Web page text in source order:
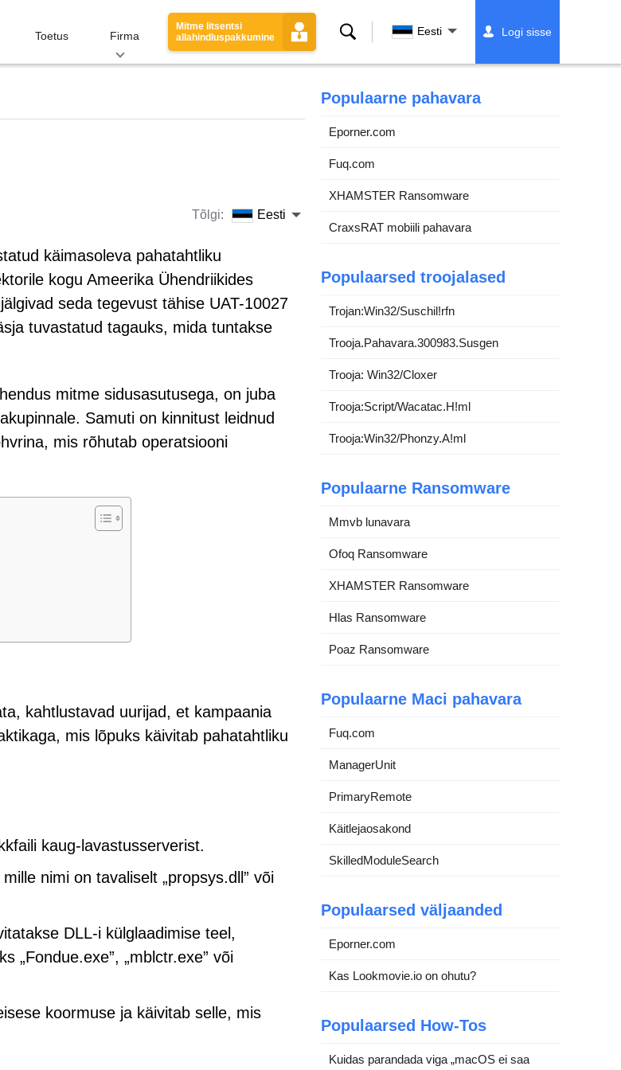
Toetus Firma
Mitme litsentsi
allahindluspakkumine
Otsing Eesti Logi sisse
Tõlgi: Eesti
käimasoleva pahatahtliku
kogu Ameerika Ühendriikides
seda tegevust tähise UAT-10027
tuvastatud tagauks, mida tuntakse
mitme sidusasutusega, on juba
Samuti on kinnitust leidnud
mis rõhutab operatsiooni
kahtlustavad uurijad, et kampaania
mis lõpuks käivitab pahatahtliku
kaug-lavastusserverist.
nimi on tavaliselt „propsys.dll” või
DLL-i külglaadimise teel,
„Fondue.exe”, „mblctr.exe” või
koormuse ja käivitab selle, mis
Populaarne pahavara
Eporner.com
Fuq.com
XHAMSTER Ransomware
CraxsRAT mobiili pahavara
Populaarsed troojalased
Trojan:Win32/Suschil!rfn
Trooja.Pahavara.300983.Susgen
Trooja: Win32/Cloxer
Trooja:Script/Wacatac.H!ml
Trooja:Win32/Phonzy.A!ml
Populaarne Ransomware
Mmvb lunavara
Ofoq Ransomware
XHAMSTER Ransomware
Hlas Ransomware
Poaz Ransomware
Populaarne Maci pahavara
Fuq.com
ManagerUnit
PrimaryRemote
Käitlejaosakond
SkilledModuleSearch
Populaarsed väljaanded
Eporner.com
Kas Lookmovie.io on ohutu?
Populaarsed How-Tos
Kuidas parandada viga „macOS ei saa